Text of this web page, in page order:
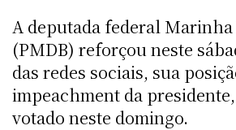
A deputada federal
(PMDB) reforçou neste
das redes sociais, sua
impeachment da
votado neste domingo.